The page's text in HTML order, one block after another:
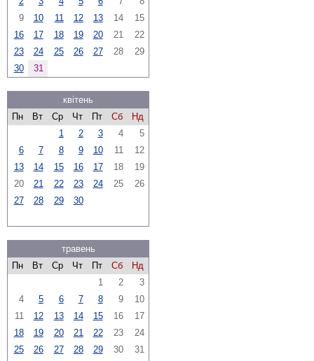
9
10 11 12 13 14
15
16
17 18 19 20 21
22
23
24 25 26 27 28
29
30
31
квітень
Пн
Вт Ср Чт Пт Сб
Нд
1
2 3 4
5
6
7 8 9 10 11
12
13
14 15 16 17 18
19
20
21 22 23 24 25
26
27
28 29 30
травень
Пн
Вт Ср Чт Пт Сб
Нд
1
2
3
4
5 6 7 8 9
10
11
12 13 14 15 16
17
18
19 20 21 22 23
24
25
26 27 28 29 30 31